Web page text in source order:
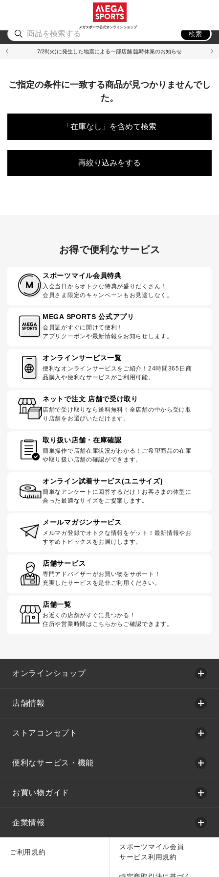
メガスポーツ公式オンラインショップ
アウトドア
検索
7/28(火)に発生した地震による一部店舗 臨時休業のお知らせ
ご指定の条件に一致する商品が見つかりませんでし
た。
「在庫なし」を含めて検索
再絞り込みをする
お得で便利なサービス
スポーツマイル会員特典
入会当日からオトクな特典が盛りだくさん！
会員さま限定のキャンペーンもお見逃しなく。
MEGA SPORTS 公式アプリ
会員証がすぐに開けて便利！
アプリクーポンや最新情報をお知らせします。
オンラインサービス一覧
便利なオンラインサービスをご紹介！24時間365日商
品購入や便利なサービスがご利用可能。
ネットで注文 店舗で受け取り
店舗で受け取りなら送料無料！全店舗の中から受け取
り店舗をお選びいただけます。
取り扱い店舗・在庫確認
簡単操作で店舗在庫状況がわかる！ご希望商品の在庫
や取り扱い店舗の確認ができます。
オンライン試着サービス(ユニサイズ)
簡単なアンケートに回答するだけ！お客さまの体型に
合った最適なサイズをご提案します。
メールマガジンサービス
メルマガ登録でオトクな情報をゲット！最新情報やお
すすめトピックスをお届けします。
店舗サービス
専門アドバイザーがお買い物をサポート！
充実したサービスを是非ご利用ください。
店舗一覧
お近くの店舗がすぐに見つかる！
住所や営業時間はこちらからご確認できます。
オンラインショップ
店舗情報
ストアコンセプト
便利なサービス・機能
お買い物ガイド
企業情報
ご利用規約
スポーツマイル会員
サービス利用規約